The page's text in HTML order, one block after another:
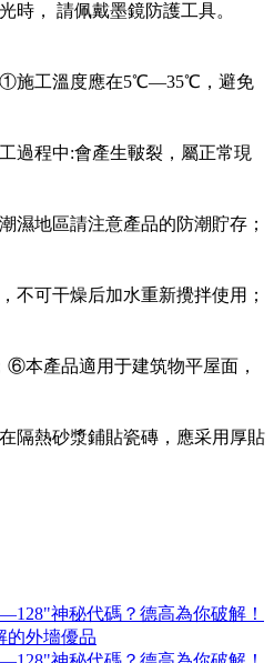
時， 請佩戴墨鏡防護工具。
施工溫度應在5℃—35℃，避免
過程中:會產生皸裂，屬正常現
濕地區請注意產品的防潮貯存；
不可干燥后加水重新攪拌使用；
本產品適用于建筑物平屋面，
隔熱砂漿鋪貼瓷磚，應采用厚貼
神秘代碼？德高為你破解！
的外墻優品